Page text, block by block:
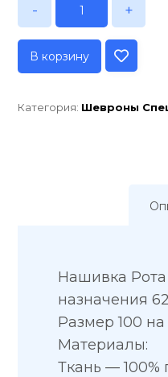
- +
В корзину
Категория: Шевроны
Нашивка
назначения
Размер 100
Материалы:
Ткань — 100%